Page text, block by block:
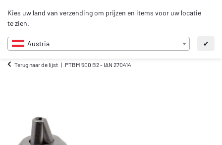
Kies uw land van verzending om prijzen en items voor uw locatie
te zien.
Austria ✔
NL
Terug naar de lijst PTBM 500 B2 - IAN 270414